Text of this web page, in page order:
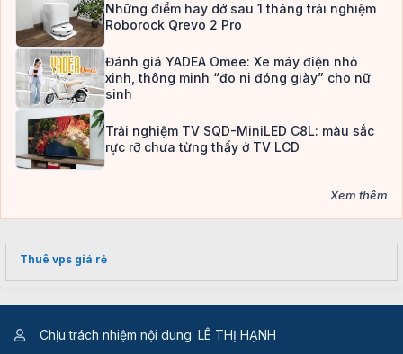
Những điểm hay dở sau 1 tháng trải nghiệm
Roborock Qrevo 2 Pro
Đánh giá YADEA Omee: Xe máy điện nhỏ
xinh, thông minh “đo ni đóng giày” cho nữ
sinh
Trải nghiệm TV SQD-MiniLED C8L: màu sắc
rực rỡ chưa từng thấy ở TV LCD
Xem thêm
Thuê vps giá rẻ
Chịu trách nhiệm nội dung: LÊ THỊ HẠNH